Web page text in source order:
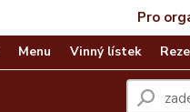
Pro
Menu Vinný lístek